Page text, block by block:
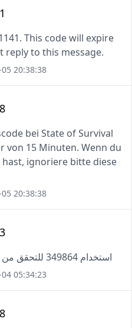
This code will expire
reply to this message.
20:38:38
bei State of Survival
von 15 Minuten. Wenn du
ignoriere bitte diese
20:38:38
استخدام 349864 للتحقق من معرّف متصل سكايب الخاص بك
05:34:23